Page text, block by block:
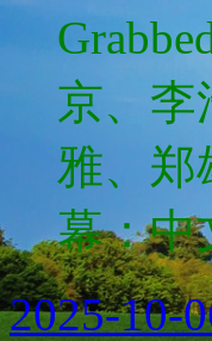
京、
雅、
幕：中
2025-10-